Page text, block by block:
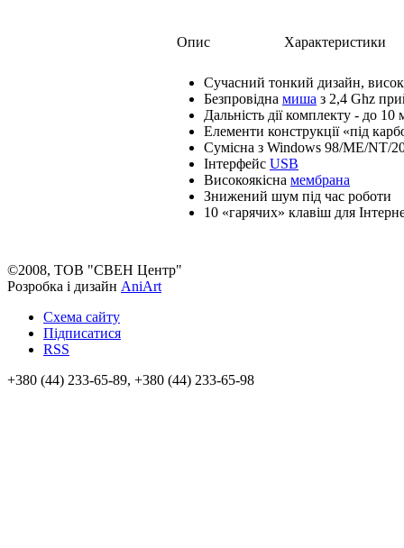
Опис Характеристики
Сучасний тонкий дизайн,
Безпровідна миша з 2,4 Ghz
Дальність дії комплекту - до 10
Елементи конструкції «під
Сумісна з Windows 98/ME/NT/
Інтерфейс USB
Високоякісна мембрана
Знижений шум під час роботи
10 «гарячих» клавіш для
©2008, ТОВ "СВЕН Центр"
Розробка і дизайн AniArt
Схема сайту
Підписатися
RSS
+380 (44) 233-65-89, +380 (44) 233-65-98